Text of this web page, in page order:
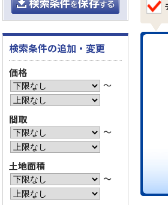
検索条件の追加・変更
価格
〜
間取
〜
土地面積
〜